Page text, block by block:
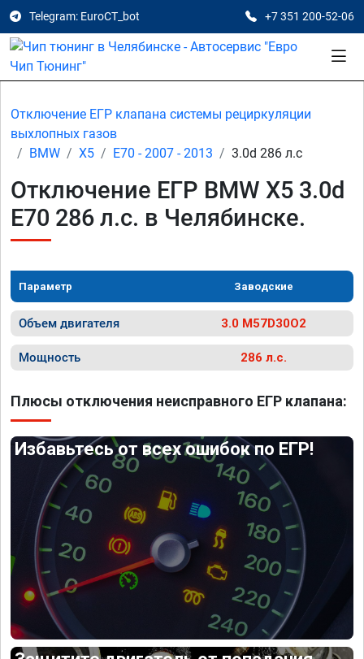
Telegram: EuroCT_bot +7 351 200-52-06
Отключение ЕГР клапана системы рециркуляции
выхлопных газов
BMW
X5 E70 - 2007 - 2013 3.0d 286 л.с
Отключение ЕГР BMW X5 3.0d
E70 286 л.с. в Челябинске.
Параметр Заводские
Объем двигателя 3.0 M57D30O2
Мощность 286 л.с.
Плюсы отключения неисправного ЕГР клапана:
Избавьтесь от всех ошибок по ЕГР!